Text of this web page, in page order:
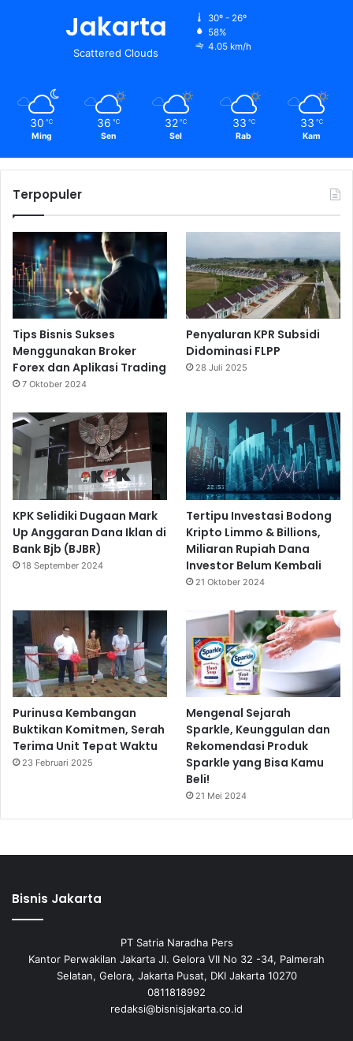
Jakarta
Scattered Clouds
30º - 26º
58%
4.05 km/h
30 ℃
Ming
36 ℃
Sen
32 ℃
Sel
33 ℃
Rab
33 ℃
Kam
Terpopuler
Tips Bisnis Sukses
Menggunakan Broker
Forex dan Aplikasi Trading
7 Oktober 2024
Penyaluran KPR Subsidi
Didominasi FLPP
28 Juli 2025
KPK Selidiki Dugaan Mark
Up Anggaran Dana Iklan di
Bank Bjb (BJBR)
18 September 2024
Tertipu Investasi Bodong
Kripto Limmo & Billions,
Miliaran Rupiah Dana
Investor Belum Kembali
21 Oktober 2024
Purinusa Kembangan
Buktikan Komitmen, Serah
Terima Unit Tepat Waktu
23 Februari 2025
Mengenal Sejarah
Sparkle, Keunggulan dan
Rekomendasi Produk
Sparkle yang Bisa Kamu
Beli!
21 Mei 2024
Bisnis Jakarta
PT Satria Naradha Pers
Kantor Perwakilan Jakarta Jl. Gelora VII No 32 -34, Palmerah
Selatan, Gelora, Jakarta Pusat, DKI Jakarta 10270
0811818992
redaksi@bisnisjakarta.co.id